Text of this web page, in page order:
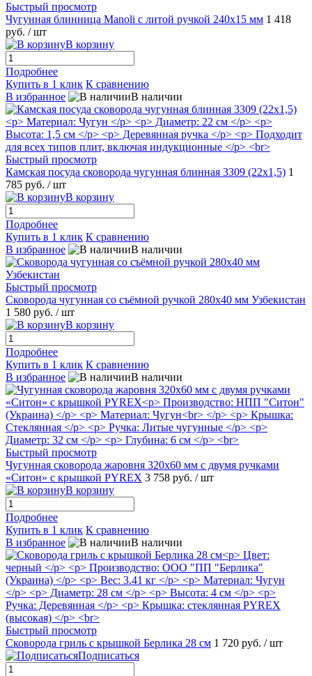
Быстрый просмотр
Чугунная блинница Manoli с литой ручкой 240х15 мм 1 418
руб. / шт
В корзину
Подробнее
Купить в 1 клик К сравнению
В избранное
В наличии
Быстрый просмотр
Камская посуда сковорода чугунная блинная 3309 (22х1,5) 1
785 руб. / шт
В корзину
Подробнее
Купить в 1 клик К сравнению
В избранное
В наличии
Быстрый просмотр
Сковорода чугунная со съёмной ручкой 280х40 мм Узбекистан
1 580 руб. / шт
В корзину
Подробнее
Купить в 1 клик К сравнению
В избранное
В наличии
Быстрый просмотр
Чугунная сковорода жаровня 320х60 мм с двумя ручками
«Ситон» с крышкой PYREX 3 758 руб. / шт
В корзину
Подробнее
Купить в 1 клик К сравнению
В избранное
В наличии
Быстрый просмотр
Сковорода гриль с крышкой Берлика 28 см 1 720 руб. / шт
Подписаться